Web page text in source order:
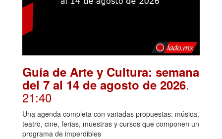
Guía de Arte y Cultura: semana
del 7 al 14 de agosto de 2026.
21:40
Una agenda completa con variadas propuestas: música,
teatro, cine, ferias, muestras y cursos que componen un
programa de imperdibles